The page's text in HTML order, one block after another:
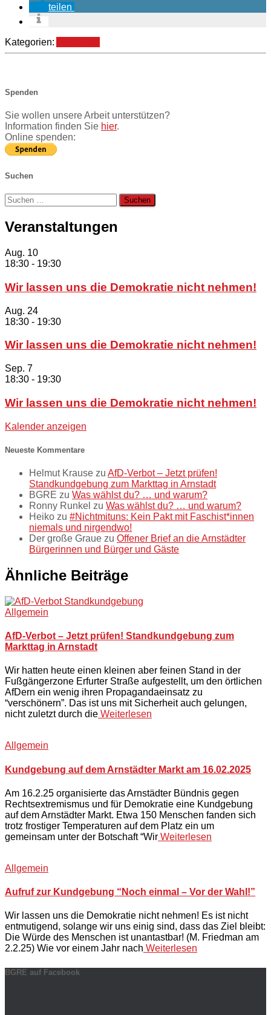
teilen
Kategorien:
Spenden
Sie wollen unsere Arbeit unterstützen?
Information finden Sie hier.
Online spenden:
Suchen
Suchen
nach:
Veranstaltungen
Aug. 10
18:30 - 19:30
Wir lassen uns die Demokratie nicht nehmen!
Aug. 24
18:30 - 19:30
Wir lassen uns die Demokratie nicht nehmen!
Sep. 7
18:30 - 19:30
Wir lassen uns die Demokratie nicht nehmen!
Kalender anzeigen
Neueste Kommentare
Helmut Krause zu AfD-Verbot – Jetzt prüfen!
Standkundgebung zum Markttag in Arnstadt
BGRE zu Was wählst du? … und warum?
Ronny Runkel zu Was wählst du? … und warum?
Heiko zu #Nichtmituns: Kein Pakt mit Faschist*innen
niemals und nirgendwo!
Der große Graue zu Offener Brief an die Arnstädter
Bürgerinnen und Bürger und Gäste
Ähnliche Beiträge
Allgemein
AfD-Verbot – Jetzt prüfen! Standkundgebung zum
Markttag in Arnstadt
Wir hatten heute einen kleinen aber feinen Stand in der
Fußgängerzone Erfurter Straße aufgestellt, um den örtlichen
AfDern ein wenig ihren Propagandaeinsatz zu
“verschönern”. Das ist uns mit Sicherheit auch gelungen,
nicht zuletzt durch die Weiterlesen
Allgemein
Kundgebung auf dem Arnstädter Markt am 16.02.2025
Am 16.2.25 organisierte das Arnstädter Bündnis gegen
Rechtsextremismus und für Demokratie eine Kundgebung
auf dem Arnstädter Markt. Etwa 150 Menschen fanden sich
trotz frostiger Temperaturen auf dem Platz ein um
gemeinsam unter der Botschaft “Wir Weiterlesen
Allgemein
Aufruf zur Kundgebung “Noch einmal – Vor der Wahl!”
Wir lassen uns die Demokratie nicht nehmen! Es ist nicht
entmutigend, solange wir uns einig sind, dass das Ziel bleibt:
Die Würde des Menschen ist unantastbar! (M. Friedman am
2.2.25) Wie vor einem Jahr nach Weiterlesen
BGRE auf Facebook